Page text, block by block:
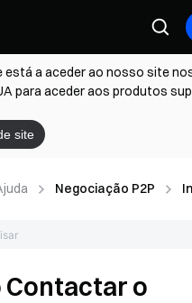
está a aceder ao nosso site
para aceder aos produtos
site
Negociação P2P
Contactar o